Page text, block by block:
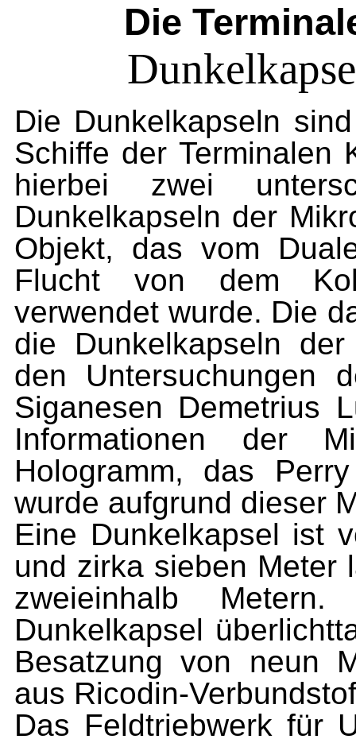
Die
Die Dunkelkapseln
Schiffe der Terminalen
hierbei zwei
Dunkelkapseln der
Objekt, das vom
Flucht von dem
verwendet wurde. Die
die Dunkelkapseln
den Untersuchungen
Siganesen Demetrius
Informationen der
Hologramm, das
wurde aufgrund dieser
Eine Dunkelkapsel ist
und zirka sieben Meter
zweieinhalb
Dunkelkapsel
Besatzung von neun
aus Ricodin-
Das Feldtriebwerk für